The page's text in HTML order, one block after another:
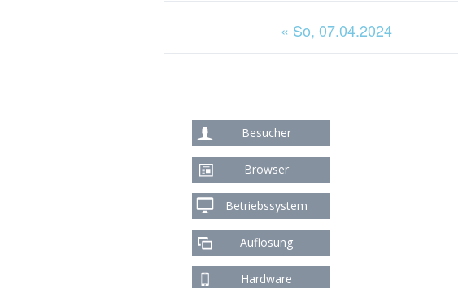
« So, 07.04.2024
Besucher
Browser
Betriebssystem
Auflösung
Hardware